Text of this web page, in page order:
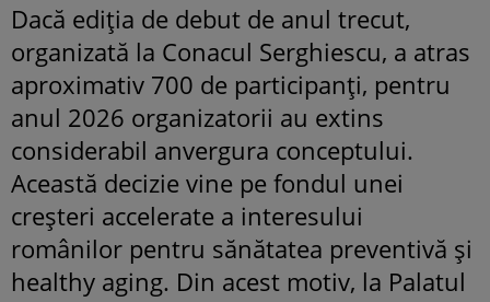
Dacă ediția de debut de anul trecut,
organizată la Conacul Serghiescu, a atras
aproximativ 700 de participanți, pentru
anul 2026 organizatorii au extins
considerabil anvergura conceptului.
Această decizie vine pe fondul unei
creșteri accelerate a interesului
românilor pentru sănătatea preventivă și
healthy aging. Din acest motiv, la Palatul